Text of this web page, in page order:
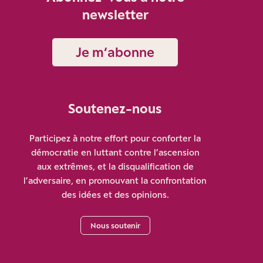
newsletter
Je m‘abonne
Soutenez-nous
Participez à notre effort pour conforter la
démocratie en luttant contre l’ascension
aux extrêmes, et la disqualification de
l’adversaire, en promouvant la confrontation
des idées et des opinions.
Nous soutenir